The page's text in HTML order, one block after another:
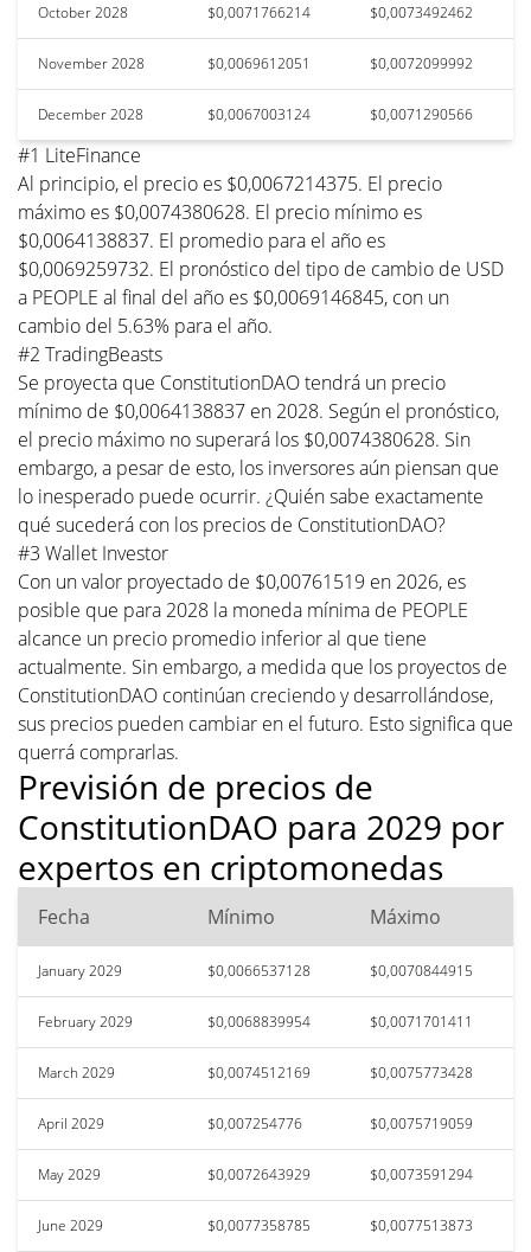
October 2028 $0,0071766214 $0,0073492462
November 2028 $0,0069612051 $0,0072099992
December 2028 $0,0067003124 $0,0071290566
#1 LiteFinance
Al principio, el precio es $0,0067214375. El precio
máximo es $0,0074380628. El precio mínimo es
$0,0064138837. El promedio para el año es
$0,0069259732. El pronóstico del tipo de cambio de USD
a PEOPLE al final del año es $0,0069146845, con un
cambio del 5.63% para el año.
#2 TradingBeasts
Se proyecta que ConstitutionDAO tendrá un precio
mínimo de $0,0064138837 en 2028. Según el pronóstico,
el precio máximo no superará los $0,0074380628. Sin
embargo, a pesar de esto, los inversores aún piensan que
lo inesperado puede ocurrir. ¿Quién sabe exactamente
qué sucederá con los precios de ConstitutionDAO?
#3 Wallet Investor
Con un valor proyectado de $0,00761519 en 2026, es
posible que para 2028 la moneda mínima de PEOPLE
alcance un precio promedio inferior al que tiene
actualmente. Sin embargo, a medida que los proyectos de
ConstitutionDAO continúan creciendo y desarrollándose,
sus precios pueden cambiar en el futuro. Esto significa que
querrá comprarlas.
Previsión de precios de
ConstitutionDAO para 2029 por
expertos en criptomonedas
Fecha Mínimo Máximo
January 2029 $0,0066537128 $0,0070844915
February 2029 $0,0068839954 $0,0071701411
March 2029 $0,0074512169 $0,0075773428
April 2029 $0,007254776 $0,0075719059
May 2029 $0,0072643929 $0,0073591294
June 2029 $0,0077358785 $0,0077513873